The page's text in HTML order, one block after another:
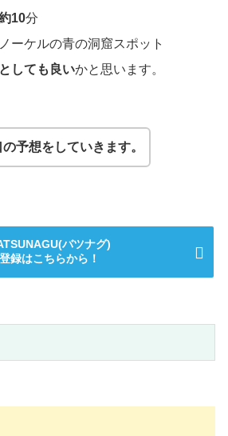
10分
ーケルの青の洞窟スポット
しても良いかと思います。
予想をしていきます。
バツナグ)
登録はこちらから！